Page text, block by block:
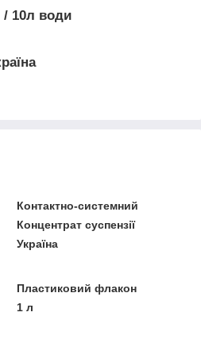
/ 10л води
Контактно-системний
Концентрат суспензії
Україна
Пластиковий флакон
1 л